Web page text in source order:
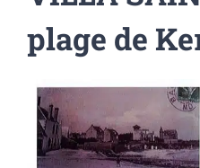
plage de